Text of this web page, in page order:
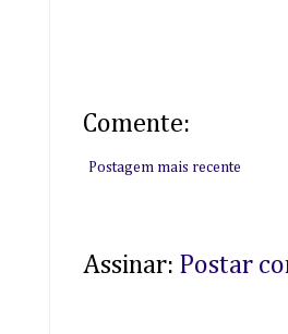
Comente:
Postagem mais recente
Assinar: Postar